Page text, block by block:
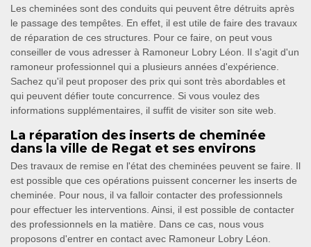
Les cheminées sont des conduits qui peuvent être détruits après
le passage des tempêtes. En effet, il est utile de faire des travaux
de réparation de ces structures. Pour ce faire, on peut vous
conseiller de vous adresser à Ramoneur Lobry Léon. Il s'agit d'un
ramoneur professionnel qui a plusieurs années d'expérience.
Sachez qu'il peut proposer des prix qui sont très abordables et
qui peuvent défier toute concurrence. Si vous voulez des
informations supplémentaires, il suffit de visiter son site web.
La réparation des inserts de cheminée
dans la ville de Regat et ses environs
Des travaux de remise en l'état des cheminées peuvent se faire. Il
est possible que ces opérations puissent concerner les inserts de
cheminée. Pour nous, il va falloir contacter des professionnels
pour effectuer les interventions. Ainsi, il est possible de contacter
des professionnels en la matière. Dans ce cas, nous vous
proposons d'entrer en contact avec Ramoneur Lobry Léon.